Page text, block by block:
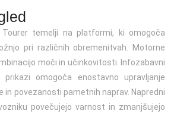
Tourer temelji na platformi, ki omogoča
pri različnih obremenitvah. Motorne
moči in učinkovitosti. Infozabavni
omogoča enostavno upravljanje
in povezanosti pametnih naprav. Napredni
povečujejo varnost in zmanjšujejo